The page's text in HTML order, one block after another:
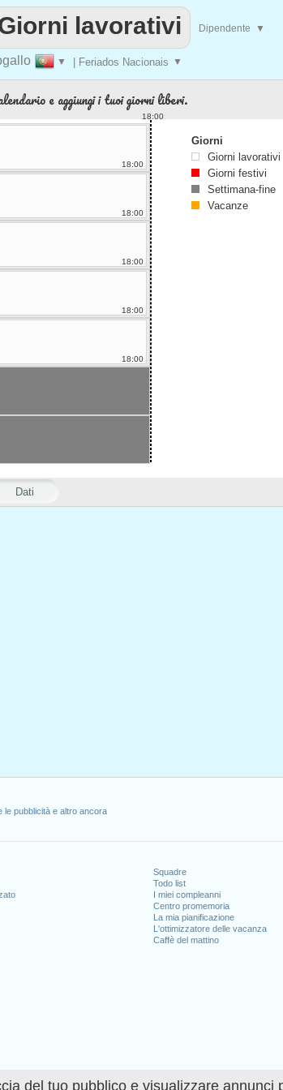
del tuo pubblico e visualizzare annunci
le pubblicità e altro ancora
Squadre
Todo list
I miei compleanni
Centro promemoria
La mia pianificazione
L'ottimizzatore delle vacanza
Caffè del mattino
▼ | Feriados Nacionais ▼
lavorativi Dipendente ▼
Dati
e aggiungi i tuoi giorni liberi.
18:00
18:00
18:00
18:00
18:00
18:00
Giorni
Giorni lavorativi
Giorni festivi
Settimana-fine
Vacanze